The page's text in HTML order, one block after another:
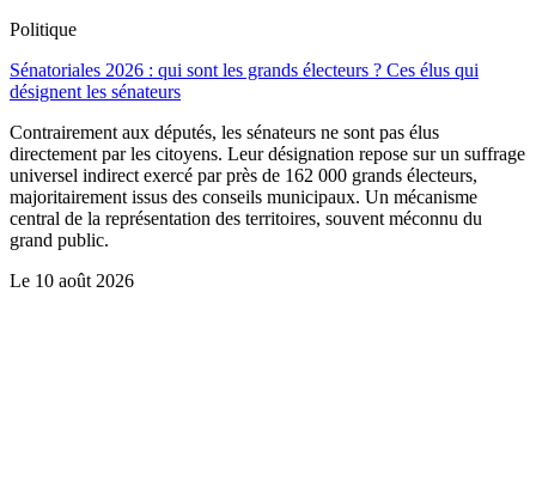
Politique
Sénatoriales 2026 : qui sont les grands électeurs ? Ces élus qui
désignent les sénateurs
Contrairement aux députés, les sénateurs ne sont pas élus
directement par les citoyens. Leur désignation repose sur un suffrage
universel indirect exercé par près de 162 000 grands électeurs,
majoritairement issus des conseils municipaux. Un mécanisme
central de la représentation des territoires, souvent méconnu du
grand public.
Le 10 août 2026